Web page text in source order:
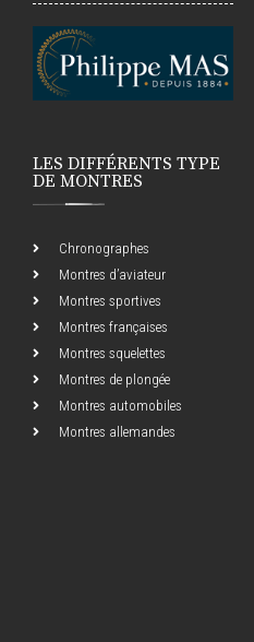
LES DIFFÉRENTS TYPE
DE MONTRES
Chronographes
Montres d’aviateur
Montres sportives
Montres françaises
Montres squelettes
Montres de plongée
Montres automobiles
Montres allemandes